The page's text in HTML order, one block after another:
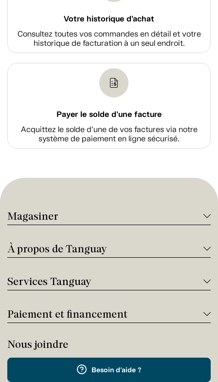
Votre historique d'achat
Consultez toutes vos commandes en détail et votre
historique de facturation à un seul endroit.
Payer le solde d'une facture
Acquittez le solde d’une de vos factures via notre
système de paiement en ligne sécurisé.
Magasiner
À propos de Tanguay
Services Tanguay
Paiement et financement
Nous joindre
Besoin d'aide ?